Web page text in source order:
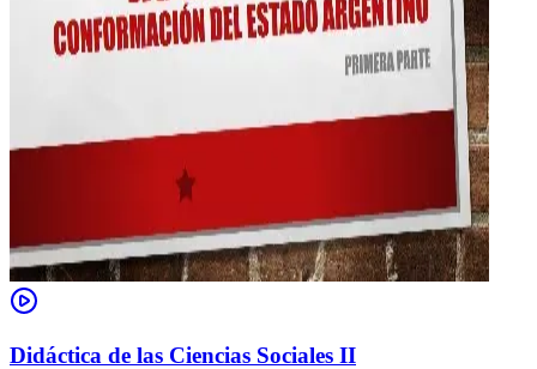
Didáctica de las Ciencias Sociales II